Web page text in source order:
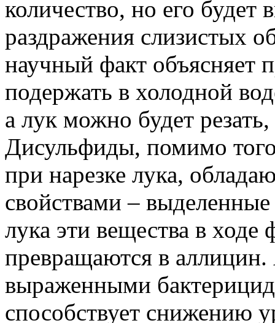
количество, но его будет
раздражения слизистых
научный факт объясняет
подержать в холодной
а лук можно будет
Дисульфиды, помимо
при нарезке лука,
свойствами – выделенные
лука эти вещества в
превращаются в
выраженными
способствует снижению